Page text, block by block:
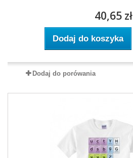
40,65 zł
Dodaj do koszyka
Dodaj do porówania